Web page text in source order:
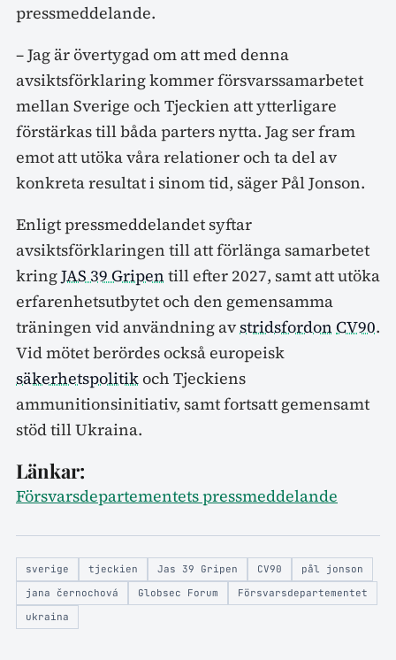
pressmeddelande.
– Jag är övertygad om att med denna
avsiktsförklaring kommer försvarssamarbetet
mellan Sverige och Tjeckien att ytterligare
förstärkas till båda parters nytta. Jag ser fram
emot att utöka våra relationer och ta del av
konkreta resultat i sinom tid, säger Pål Jonson.
Enligt pressmeddelandet syftar
avsiktsförklaringen till att förlänga samarbetet
kringJAS 39 Gripen till efter 2027, samt att utöka
erfarenhetsutbytet och den gemensamma
träningen vid användning avstridsfordon CV90.
Vid mötet berördes också europeisk
säkerhetspolitikoch Tjeckiens
ammunitionsinitiativ, samt fortsatt gemensamt
stöd till Ukraina.
Länkar:
Försvarsdepartementets pressmeddelande
sverige tjeckien Jas 39 Gripen CV90
pål jonson
jana černochová
Globsec Forum
Försvarsdepartementet
ukraina